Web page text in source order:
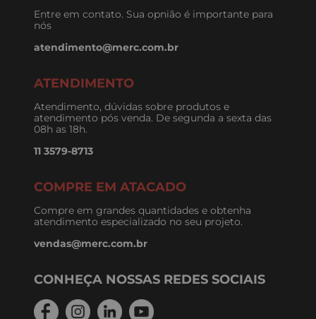
Entre em contato. Sua opnião é importante para
nós
atendimento@merc.com.br
ATENDIMENTO
Atendimento, dúvidas sobre produtos e
atendimento pós venda. De segunda a sexta das
08h as 18h.
11 3579-8713
COMPRE EM ATACADO
Compre em grandes quantidades e obtenha
atendimento especializado no seu projeto.
vendas@merc.com.br
CONHEÇA NOSSAS REDES SOCIAIS